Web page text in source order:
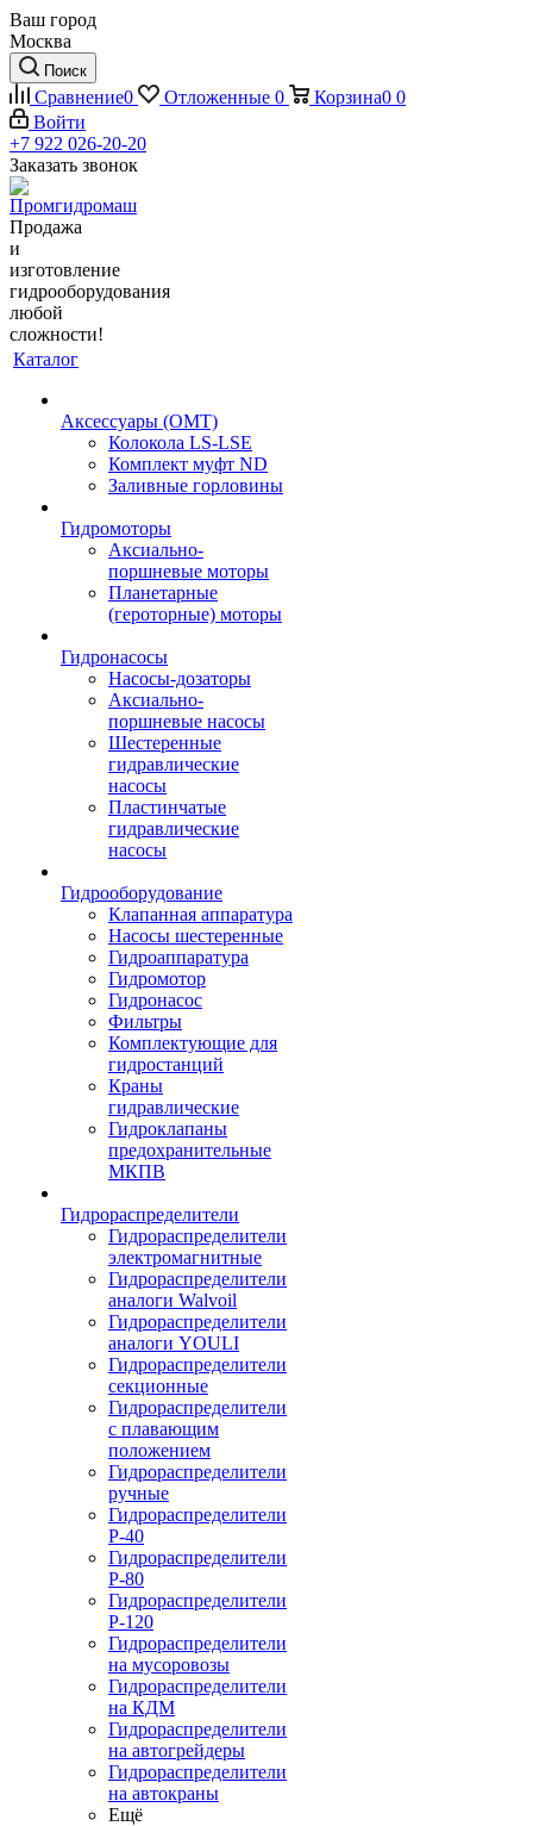
Ваш город
Москва
Поиск
Сравнение0 Отложенные 0 Корзина0 0
Войти
+7 922 026-20-20
Заказать звонок
Продажа
и
изготовление
гидрооборудования
любой
сложности!
Каталог
Аксессуары (OMT)
Колокола LS-LSE
Комплект муфт ND
Заливные горловины
Гидромоторы
Аксиально-
поршневые моторы
Планетарные
(героторные) моторы
Гидронасосы
Насосы-дозаторы
Аксиально-
поршневые насосы
Шестеренные
гидравлические
насосы
Пластинчатые
гидравлические
насосы
Гидрооборудование
Клапанная аппаратура
Насосы шестеренные
Гидроаппаратура
Гидромотор
Гидронасос
Фильтры
Комплектующие для
гидростанций
Краны
гидравлические
Гидроклапаны
предохранительные
МКПВ
Гидрораспределители
Гидрораспределители
электромагнитные
Гидрораспределители
аналоги Walvoil
Гидрораспределители
аналоги YOULI
Гидрораспределители
секционные
Гидрораспределители
с плавающим
положением
Гидрораспределители
ручные
Гидрораспределители
Р-40
Гидрораспределители
Р-80
Гидрораспределители
Р-120
Гидрораспределители
на мусоровозы
Гидрораспределители
на КДМ
Гидрораспределители
на автогрейдеры
Гидрораспределители
на автокраны
Ещё